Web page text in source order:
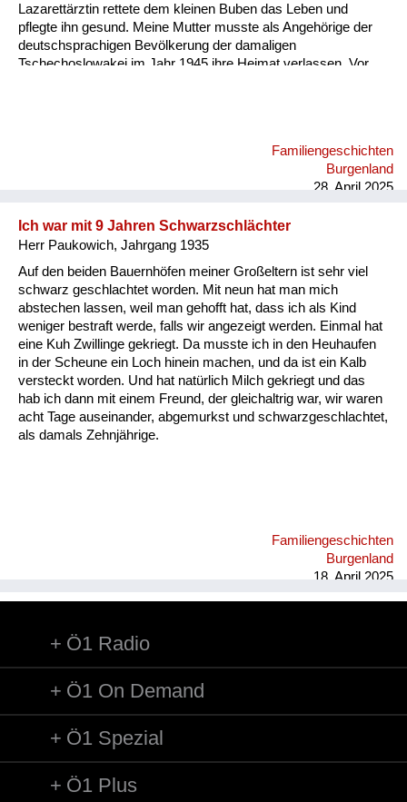
Lazarettärztin rettete dem kleinen Buben das Leben und
pflegte ihn gesund. Meine Mutter musste als Angehörige der
deutschsprachigen Bevölkerung der damaligen
Tschechoslowakei im Jahr 1945 ihre Heimat verlassen. Vor
Familiengeschichten
Burgenland
28. April 2025
Ich war mit 9 Jahren Schwarzschlächter
Herr Paukowich, Jahrgang 1935
Auf den beiden Bauernhöfen meiner Großeltern ist sehr viel
schwarz geschlachtet worden. Mit neun hat man mich
abstechen lassen, weil man gehofft hat, dass ich als Kind
weniger bestraft werde, falls wir angezeigt werden. Einmal hat
eine Kuh Zwillinge gekriegt. Da musste ich in den Heuhaufen
in der Scheune ein Loch hinein machen, und da ist ein Kalb
versteckt worden. Und hat natürlich Milch gekriegt und das
hab ich dann mit einem Freund, der gleichaltrig war, wir waren
acht Tage auseinander, abgemurkst und schwarzgeschlachtet,
als damals Zehnjährige.
Familiengeschichten
Burgenland
18. April 2025
Ö1 Radio
Ö1 On Demand
Ö1 Spezial
Ö1 Plus